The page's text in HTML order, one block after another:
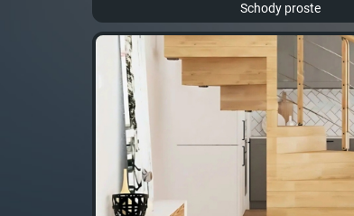
Schody proste